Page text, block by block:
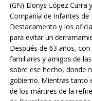
(GN) Elonys López Curra
Compañía de Infantes
Destacamento y los
para evitar un
Después de 63 años,
familiares y amigos de
sobre ese hecho, donde
gobierno. Mientras tanto
de los mártires de la